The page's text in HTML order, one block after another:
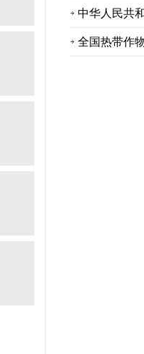
中华人民共
全国热带作